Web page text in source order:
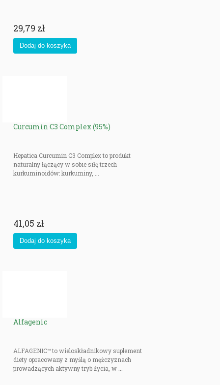
29,79 zł
Curcumin C3 Complex (95%)
Hepatica Curcumin C3 Complex to produkt
naturalny łączący w sobie siłę trzech
kurkuminoidów: kurkuminy, ...
41,05 zł
Alfagenic
ALFAGENIC™ to wieloskładnikowy suplement
diety opracowany z myślą o mężczyznach
prowadzących aktywny tryb życia, w ...